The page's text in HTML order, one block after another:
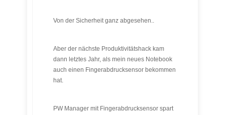
Von der Sicherheit ganz abgesehen..
Aber der nächste Produktivitätshack kam
dann letztes Jahr, als mein neues Notebook
auch einen Fingerabdrucksensor bekommen
hat.
PW Manager mit Fingerabdrucksensor spart